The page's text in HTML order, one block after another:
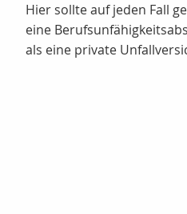
Hier sollte auf jeden Fall
eine
als eine private